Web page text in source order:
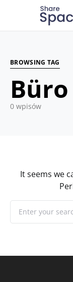
Search for:
When
BROWSING TAG
0 wpisów
It seems we
When